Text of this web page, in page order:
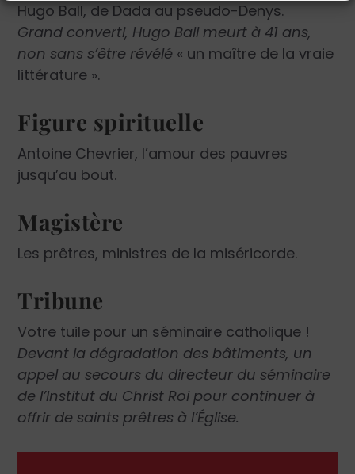
Hugo Ball, de Dada au pseudo-Denys.
Grand converti, Hugo Ball meurt à 41 ans,
non sans s’être révélé « un maître de la vraie
littérature ».
Figure spirituelle
Antoine Chevrier, l’amour des pauvres
jusqu’au bout.
Magistère
Les prêtres, ministres de la miséricorde.
Tribune
Votre tuile pour un séminaire catholique !
Devant la dégradation des bâtiments, un
appel au secours du directeur du séminaire
de l’Institut du Christ Roi pour continuer à
offrir de saints prêtres à l’Église.